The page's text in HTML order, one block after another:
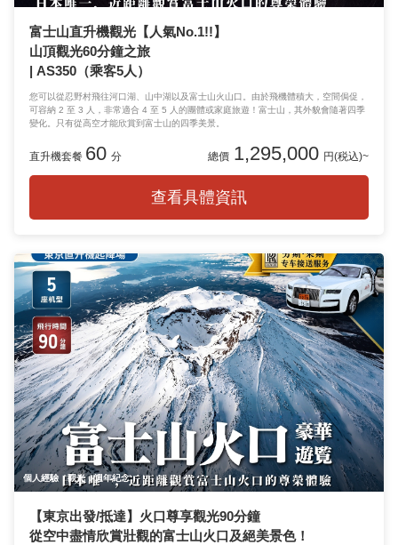
富士山直升機觀光【人氣No.1!!】
山頂觀光60分鐘之旅
| AS350（乘客5人）
您可以從忍野村飛往河口湖、山中湖以及富士山火山口。由於飛機體積大，空間侷促，
可容納 2 至 3 人，非常適合 4 至 5 人的團體或家庭旅遊！富士山，其外貌會隨著四季
變化。只有從高空才能欣賞到富士山的四季美景。
直升機套餐 60 分 總價 1,295,000 円(税込)~
查看具體資訊
個人經驗 觀光 週年紀念
【東京出發/抵達】火口尊享觀光90分鐘
從空中盡情欣賞壯觀的富士山火口及絕美景色！